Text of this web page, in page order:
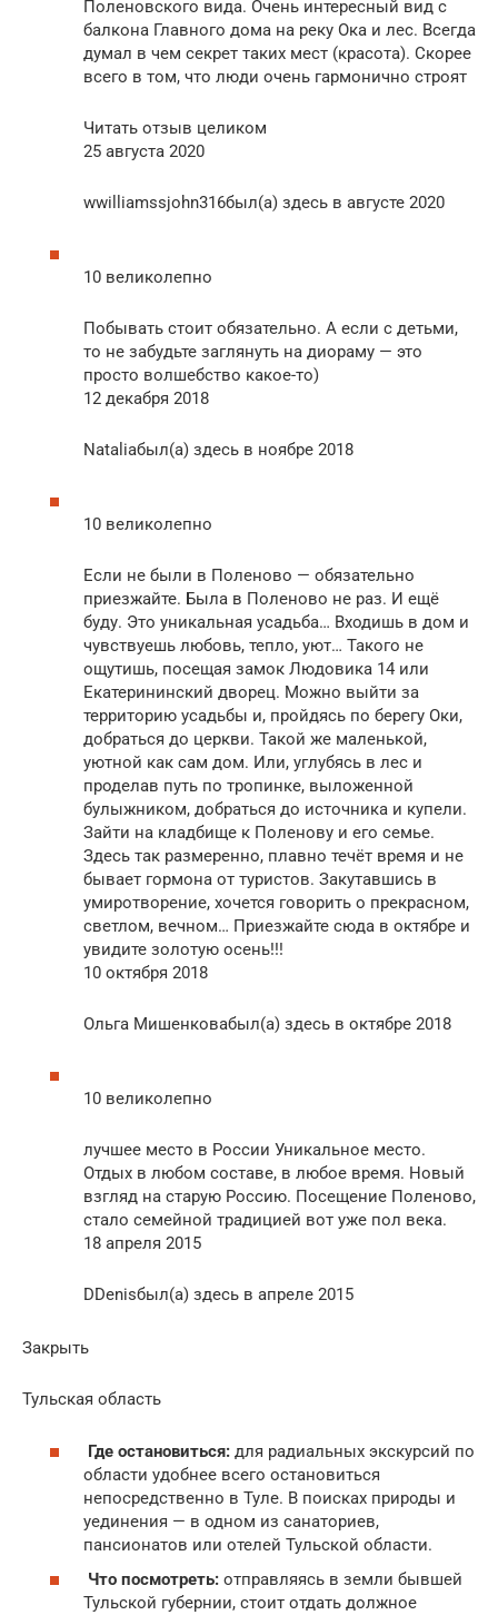
Поленовского вида. Очень интересный вид с
балкона Главного дома на реку Ока и лес. Всегда
думал в чем секрет таких мест (красота). Скорее
всего в том, что люди очень гармонично строят
Читать отзыв целиком
25 августа 2020
wwilliamssjohn316был(а) здесь в августе 2020
10 великолепно
Побывать стоит обязательно. А если с детьми,
то не забудьте заглянуть на диораму — это
просто волшебство какое-то)
12 декабря 2018
Nataliaбыл(а) здесь в ноябре 2018
10 великолепно
Если не были в Поленово — обязательно
приезжайте. Была в Поленово не раз. И ещё
буду. Это уникальная усадьба… Входишь в дом и
чувствуешь любовь, тепло, уют… Такого не
ощутишь, посещая замок Людовика 14 или
Екатерининский дворец. Можно выйти за
территорию усадьбы и, пройдясь по берегу Оки,
добраться до церкви. Такой же маленькой,
уютной как сам дом. Или, углубясь в лес и
проделав путь по тропинке, выложенной
булыжником, добраться до источника и купели.
Зайти на кладбище к Поленову и его семье.
Здесь так размеренно, плавно течёт время и не
бывает гормона от туристов. Закутавшись в
умиротворение, хочется говорить о прекрасном,
светлом, вечном… Приезжайте сюда в октябре и
увидите золотую осень!!!
10 октября 2018
Ольга Мишенковабыл(а) здесь в октябре 2018
10 великолепно
лучшее место в России Уникальное место.
Отдых в любом составе, в любое время. Новый
взгляд на старую Россию. Посещение Поленово,
стало семейной традицией вот уже пол века.
18 апреля 2015
DDenisбыл(а) здесь в апреле 2015
Закрыть
Тульская область
Где остановиться: для радиальных экскурсий по
области удобнее всего остановиться
непосредственно в Туле. В поисках природы и
уединения — в одном из санаториев,
пансионатов или отелей Тульской области.
Что посмотреть: отправляясь в земли бывшей
Тульской губернии, стоит отдать должное